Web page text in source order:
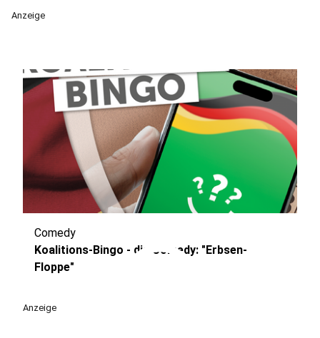
Anzeige
play_circle
Comedy
Koalitions-Bingo - die Comedy: "Erbsen-
Floppe"
Anzeige